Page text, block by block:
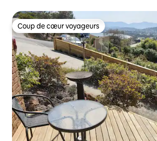
Coup de cœur voyageurs
Coup de cœur voyageurs